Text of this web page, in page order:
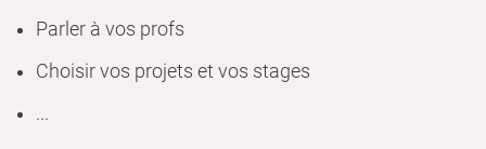
Parler à vos profs
Choisir vos projets et vos stages
...